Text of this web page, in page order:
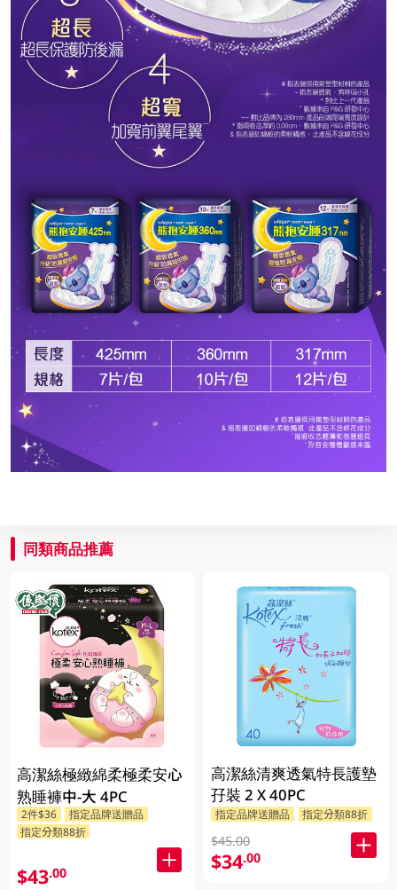
同類商品推薦
高潔絲極緻綿柔極柔安心
熟睡褲中-大 4PC
2件$36
指定品牌送贈品
指定分類88折
$43.00
高潔絲清爽透氣特長護墊
孖裝 2 X 40PC
指定品牌送贈品 指定分類88折
$45.00
$34.00